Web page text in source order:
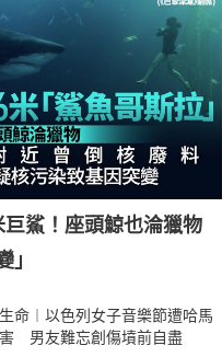
鯊！座頭鯨也淪獵物
命︱以色列女子音樂節遭哈馬
男友難忘創傷墳前自盡